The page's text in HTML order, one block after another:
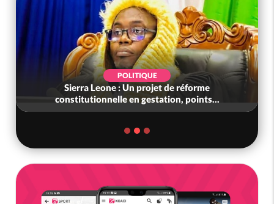
POLITIQUE
Sierra Leone : Un projet de réforme
constitutionnelle en gestation, points...